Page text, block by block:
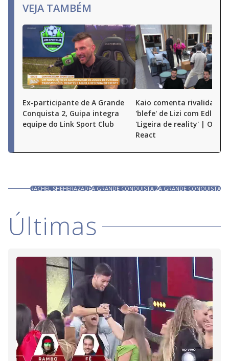
VEJA TAMBÉM
Ex-participante de A Grande
Conquista 2, Guipa integra
equipe do Link Sport Club
Kaio comenta rivalidade e
'blefe' de Lizi com Edlaine:
'Ligeira de reality' | O
React
RACHEL SHEHERAZADEA GRANDE CONQUISTA 2A GRANDE CONQUISTA
Últimas